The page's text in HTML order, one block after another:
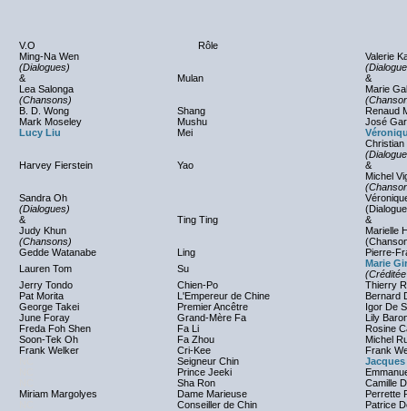
V.O
Rôle
Ming-Na Wen
(Dialogues)
&
Lea Salonga
(Chansons)
Mulan
Valerie
&
Marie
B. D. Wong
Shang
Renaud
Mark Moseley
Mushu
José
Lucy Liu
Mei
Harvey Fierstein Yao
Christian
&
Michel
Sandra Oh
(Dialogues)
&
Judy Khun
(Chansons)
Ting Ting
&
Marielle
Gedde Watanabe
Ling
Pierre-
Lauren Tom
Su
Marie
Jerry Tondo
Chien-Po
Thierry
Pat Morita
L'Empereur de Chine
Bernard
George Takei
Premier Ancêtre
Igor De
June Foray
Grand-Mère Fa
Lily
Freda Foh Shen
Fa Li
Rosine
Soon-Tek Oh
Fa Zhou
Michel
Frank Welker
Cri-Kee
Frank
Seigneur Chin
Prince Jeeki
Sha Ron
Camille
Miriam Margolyes
Dame Marieuse
Perrette
Conseiller de Chin Patrice